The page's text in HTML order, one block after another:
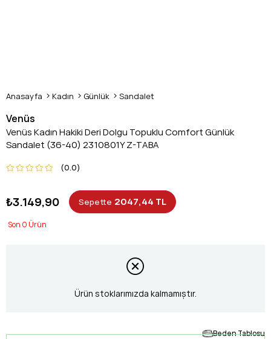
Anasayfa Kadın Günlük Sandalet
Venüs
Venüs Kadın Hakiki Deri Dolgu Topuklu Comfort Günlük
Sandalet (36-40) 2310801Y Z-TABA
0.0
₺3.149,90 Sepette 2047,44 TL
0
Ürün stoklarımızda kalmamıştır.
Beden Tablosu